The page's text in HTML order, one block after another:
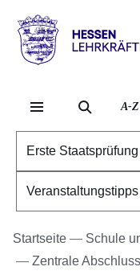
Hessen
A-Z
Erste Staatsprüfung
Veranstaltungstipps
Startseite
Schule
Zentrale